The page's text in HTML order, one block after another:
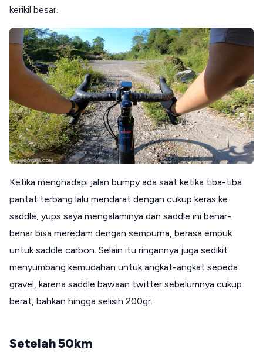
kerikil besar.
Ketika menghadapi jalan bumpy ada saat ketika tiba-tiba
pantat terbang lalu mendarat dengan cukup keras ke
saddle, yups saya mengalaminya dan saddle ini benar-
benar bisa meredam dengan sempurna, berasa empuk
untuk saddle carbon. Selain itu ringannya juga sedikit
menyumbang kemudahan untuk angkat-angkat sepeda
gravel, karena saddle bawaan twitter sebelumnya cukup
berat, bahkan hingga selisih 200gr.
Setelah 50km